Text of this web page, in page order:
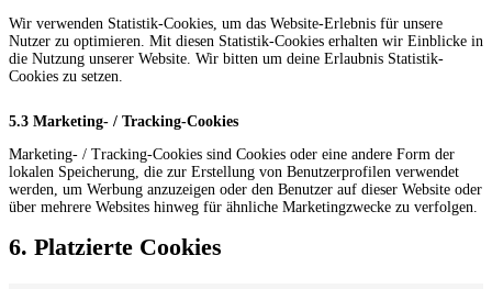
Wir verwenden Statistik-Cookies, um das Website-Erlebnis für unsere
Nutzer zu optimieren. Mit diesen Statistik-Cookies erhalten wir Einblicke in
die Nutzung unserer Website. Wir bitten um deine Erlaubnis Statistik-
Cookies zu setzen.
5.3 Marketing- / Tracking-Cookies
Marketing- / Tracking-Cookies sind Cookies oder eine andere Form der
lokalen Speicherung, die zur Erstellung von Benutzerprofilen verwendet
werden, um Werbung anzuzeigen oder den Benutzer auf dieser Website oder
über mehrere Websites hinweg für ähnliche Marketingzwecke zu verfolgen.
6. Platzierte Cookies